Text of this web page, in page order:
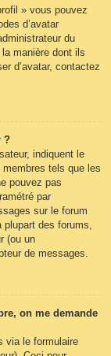
» vous pouvez
d’avatar
du
manière dont ils
d’avatar, contactez
?
indiquent le
tels que les
pouvez pas
par
sur le forum
plupart des forums,
(ou un
de messages.
on me demande
via le formulaire